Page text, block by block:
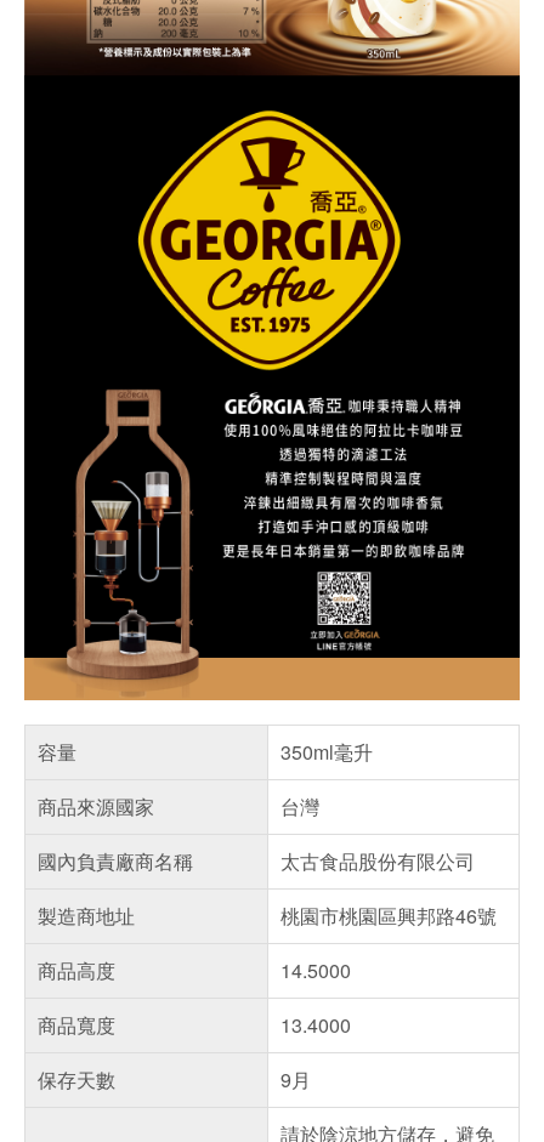
容量
350ml毫升
商品來源國家
台灣
國內負責廠商名稱
太古食品股份有限公司
製造商地址
桃園市桃園區興邦路46號
商品高度
14.5000
商品寬度
13.4000
保存天數
9月
請於陰涼地方儲存，避免